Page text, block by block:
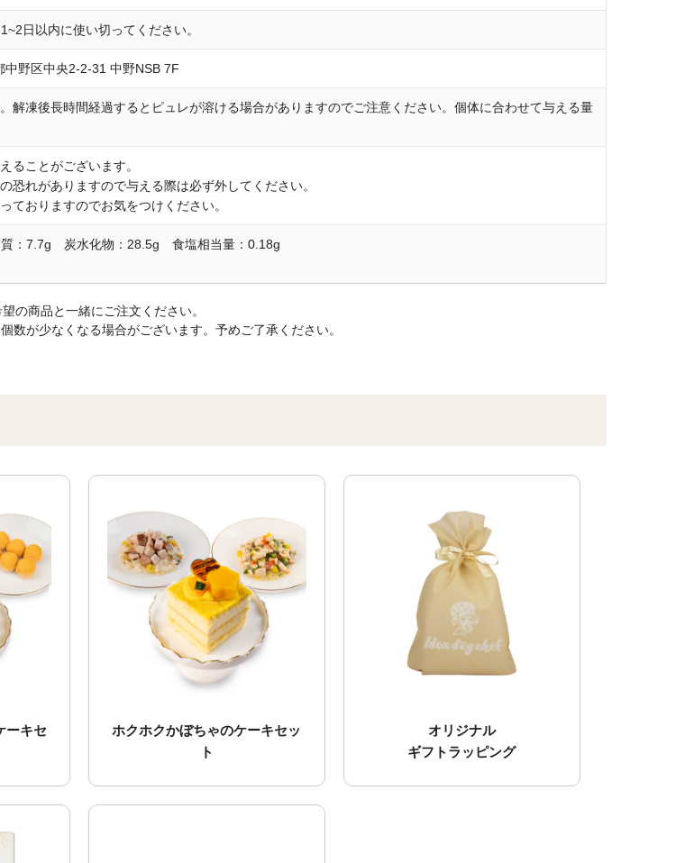
日以内に使い切ってください。
野区中央2-2-31 中野NSB 7F
解凍後長時間経過するとピュレが溶ける場合がありますのでご注意ください。個体に合わせて与える量
ることがございます。
恐れがありますので与える際は必ず外してください。
ておりますのでお気をつけください。
：7.7g 炭水化物：28.5g 食塩相当量：0.18g
の商品と一緒にご注文ください。
が少なくなる場合がございます。予めご了承ください。
ーキセ
ホクホクかぼちゃのケーキセッ
ト
オリジナル
ギフトラッピング